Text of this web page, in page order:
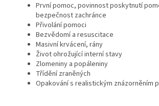
První pomoc, povinnost poskytnutí
bezpečnost zachránce
Přivolání pomoci
Bezvědomí a resuscitace
Masivní krvácení, rány
Život ohrožující interní stavy
Zlomeniny a popáleniny
Třídění zraněných
Opakování s realistickým znázorněním